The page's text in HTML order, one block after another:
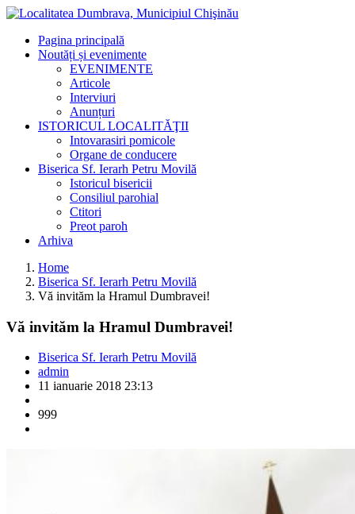
Pagina principală
Noutăți și evenimente
EVENIMENTE
Articole
Interviuri
Anunțuri
ISTORICUL LOCALITĂŢII
Intovarasiri pomicole
Organe de conducere
Biserica Sf. Ierarh Petru Movilă
Istoricul bisericii
Consiliul parohial
Ctitori
Preot paroh
Arhiva
Home
Biserica Sf. Ierarh Petru Movilă
Vă invităm la Hramul Dumbravei!
Vă invităm la Hramul Dumbravei!
Biserica Sf. Ierarh Petru Movilă
admin
11 ianuarie 2018 23:13
999